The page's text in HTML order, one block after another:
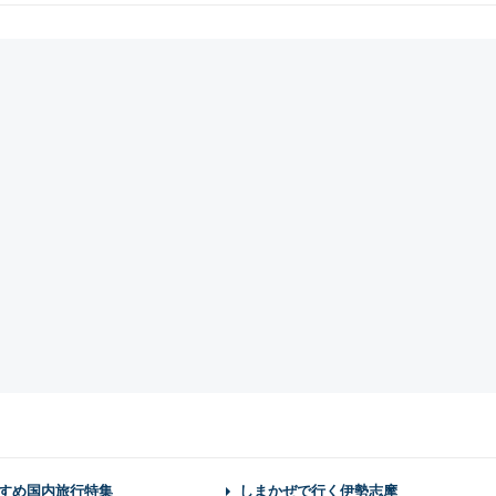
め国内旅行特集 しまかぜで行く伊勢志摩